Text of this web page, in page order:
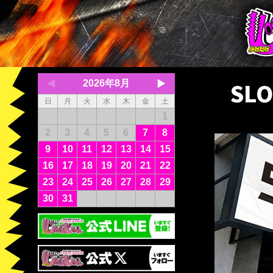
2026年8月
日 月 火 水 木 金 土
1
2
3 4 5 6 7
8
9
10 11 12 13 14
15
16
17 18 19 20 21
22
23
24 25 26 27 28
29
30
31